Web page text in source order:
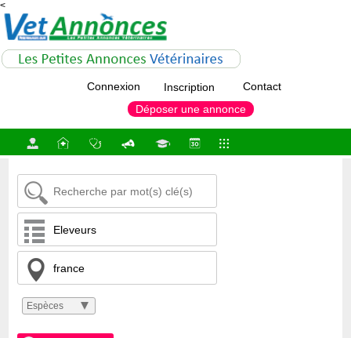
<
Déposer une annonce
Connexion Inscription Contact
Espèces